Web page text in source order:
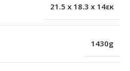
21.5 x 18.3 x 14εκ
1430g